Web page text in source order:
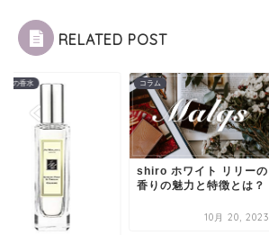
RELATED POST
けの香水 コラム
shiro ホワイト リリーの
香りの魅力と特徴とは？
10月 20, 2023